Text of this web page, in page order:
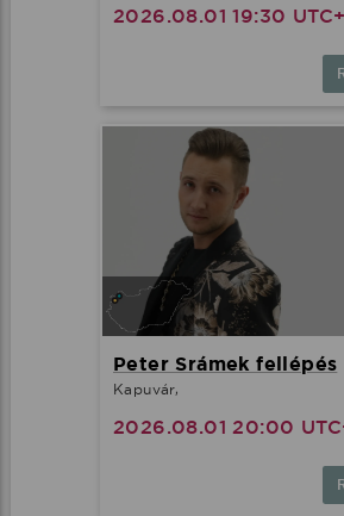
2026.08.01 19:30
Peter Srámek fellépés
Kapuvár,
2026.08.01 20:00